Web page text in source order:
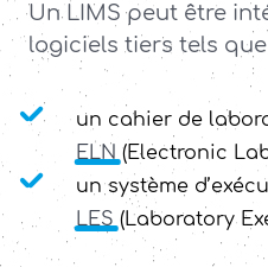
Un LIMS peut être
logiciels tiers tels que
un cahier de
ELN (Electronic
un système
LES (Laboratory